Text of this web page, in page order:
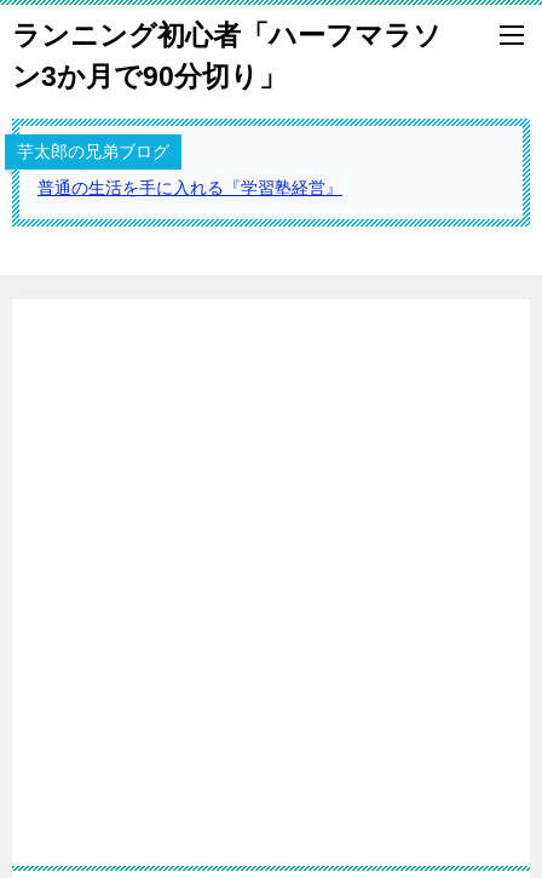
ランニング初心者「ハーフマラソ
ン3か月で90分切り」
芋太郎の兄弟ブログ
普通の生活を手に入れる『学習塾経営』